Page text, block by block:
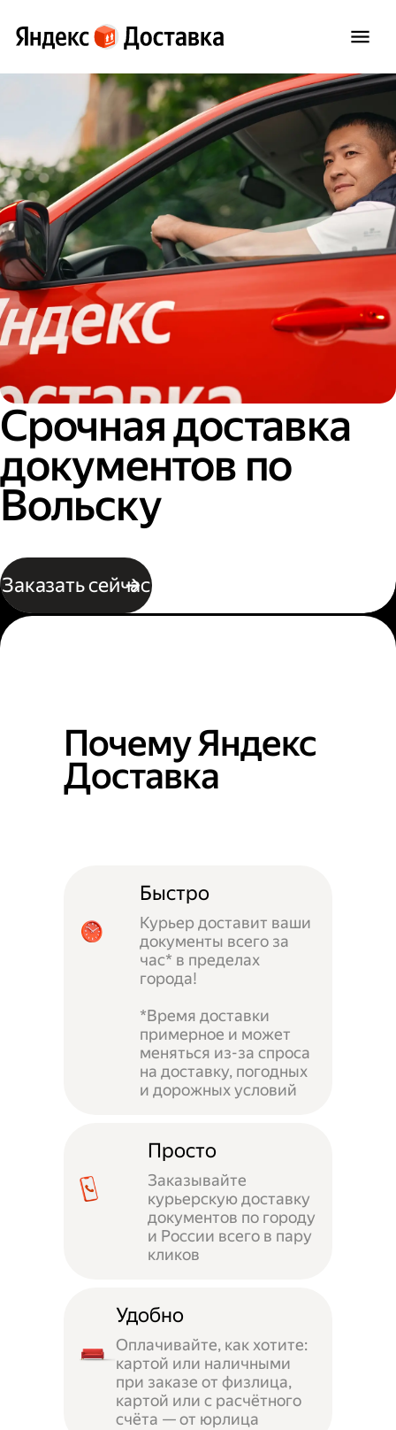
Срочная доставка
документов по
Вольску
Заказать сейчас
Почему Яндекс
Доставка
Быстро
Курьер доставит ваши
документы всего за
час* в пределах
города!
*Время доставки
примерное и может
меняться из-за спроса
на доставку, погодных
и дорожных условий
Просто
Заказывайте
курьерскую доставку
документов по городу
и России всего в пару
кликов
Удобно
Оплачивайте, как хотите:
картой или наличными
при заказе от физлица,
картой или с расчётного
счёта — от юрлица